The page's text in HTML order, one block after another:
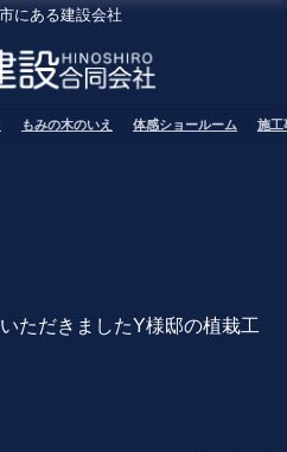
にある建設会社
もみの木のいえ 体感ショールーム 施工
ただきましたY様邸の植栽工